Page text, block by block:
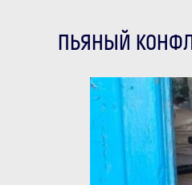
ПЬЯНЫЙ